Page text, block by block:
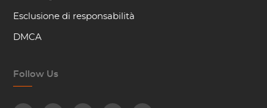
Esclusione di responsabilità
DMCA
Follow Us